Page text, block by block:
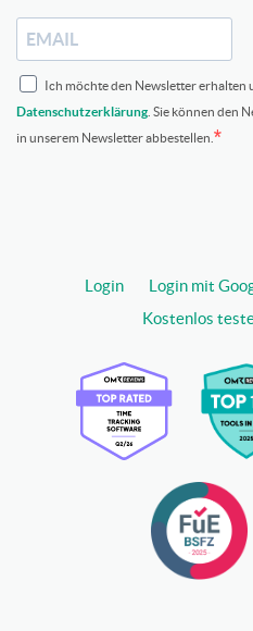
Ich möchte den Newsletter erhalten
Datenschutzerklärung . Sie können den
in unserem Newsletter abbestellen.
Login Login mit
Kostenlos